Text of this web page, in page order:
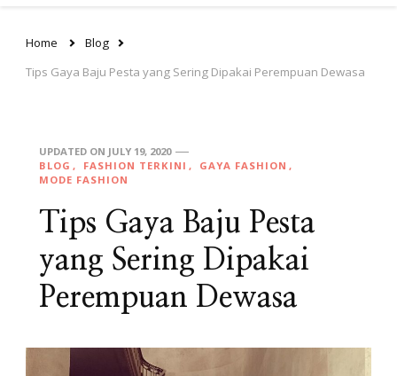
Home
Blog
Tips Gaya Baju Pesta yang Sering Dipakai Perempuan Dewasa
UPDATED ON JULY 19, 2020
BLOG
FASHION TERKINI
GAYA FASHION
MODE FASHION
Tips Gaya Baju Pesta
yang Sering Dipakai
Perempuan Dewasa